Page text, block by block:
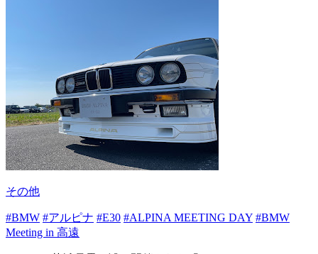
その他
#BMW #アルピナ #E30 #ALPINA MEETING DAY #BMW
Meeting in 高遠